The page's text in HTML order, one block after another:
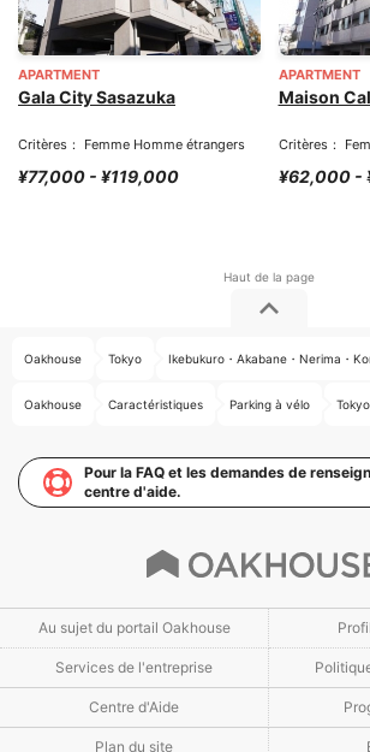
APARTMENT
Gala City Sasazuka
Critères： Femme Homme étrangers
¥77,000 - ¥119,000
APARTMENT
Maison
Critères：
¥62,000 -
Oakhouse Tokyo Ikebukuro・Akabane・Nerima・
Oakhouse Caractéristiques Parking à vélo Tokyo
Pour la FAQ et les demandes de
centre d'aide.
Au sujet du portail Oakhouse
Services de l'entreprise
Centre d'Aide
Plan du site